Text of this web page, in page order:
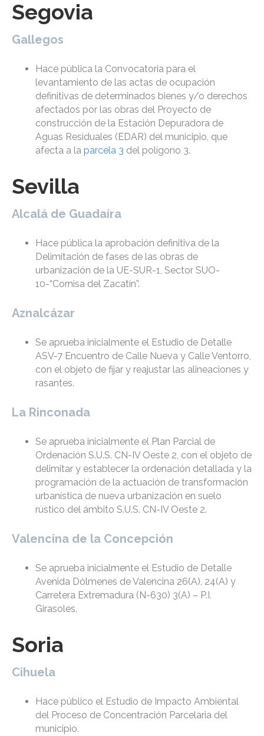
Segovia
Gallegos
Hace pública la Convocatoria para el
levantamiento de las actas de ocupación
definitivas de determinados bienes y/o derechos
afectados por las obras del Proyecto de
construcción de la Estación Depuradora de
Aguas Residuales (EDAR) del municipio, que
afecta a la parcela 3 del polígono 3.
Sevilla
Alcalá de Guadaíra
Hace pública la aprobación definitiva de la
Delimitación de fases de las obras de
urbanización de la UE-SUR-1, Sector SUO-
10-“Cornisa del Zacatín”.
Aznalcázar
Se aprueba inicialmente el Estudio de Detalle
ASV-7 Encuentro de Calle Nueva y Calle Ventorro,
con el objeto de fijar y reajustar las alineaciones y
rasantes.
La Rinconada
Se aprueba inicialmente el Plan Parcial de
Ordenación S.U.S. CN-IV Oeste 2, con el objeto de
delimitar y establecer la ordenación detallada y la
programación de la actuación de transformación
urbanística de nueva urbanización en suelo
rústico del ámbito S.U.S. CN-IV Oeste 2.
Valencina de la Concepción
Se aprueba inicialmente el Estudio de Detalle
Avenida Dólmenes de Valencina 26(A), 24(A) y
Carretera Extremadura (N-630) 3(A) – P.I.
Girasoles.
Soria
Cihuela
Hace público el Estudio de Impacto Ambiental
del Proceso de Concentración Parcelaria del
municipio.